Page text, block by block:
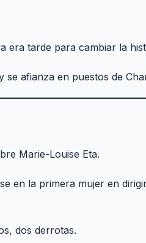
era tarde para cambiar la
afianza en puestos de
Marie-Louise Eta.
en la primera mujer en
dos derrotas.